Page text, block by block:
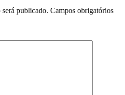
será publicado. Campos obrigatórios